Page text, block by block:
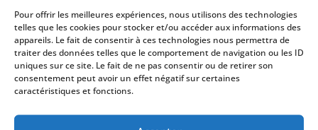
Pour offrir les meilleures expériences, nous utilisons des technologies
telles que les cookies pour stocker et/ou accéder aux informations des
appareils. Le fait de consentir à ces technologies nous permettra de
traiter des données telles que le comportement de navigation ou les ID
uniques sur ce site. Le fait de ne pas consentir ou de retirer son
consentement peut avoir un effet négatif sur certaines
caractéristiques et fonctions.
10 idées de jeux inoubliables pour un EVG